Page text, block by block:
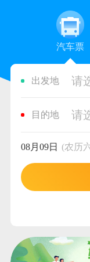
汽车票
出发地 请
目的地 请
08月09日 (农历